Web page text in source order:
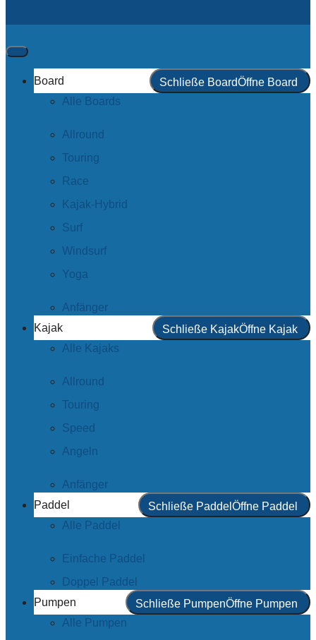
Board Schließe BoardÖffne Board
Alle Boards
Allround
Touring
Race
Kajak-Hybrid
Surf
Windsurf
Yoga
Anfänger
Kajak
Schließe KajakÖffne Kajak
Alle Kajaks
Allround
Touring
Speed
Angeln
Anfänger
Paddel
Schließe Paddel Öffne Paddel
Alle Paddel
Einfache Paddel
Doppel Paddel
Pumpen
Schließe PumpenÖffne Pumpen
Alle Pumpen